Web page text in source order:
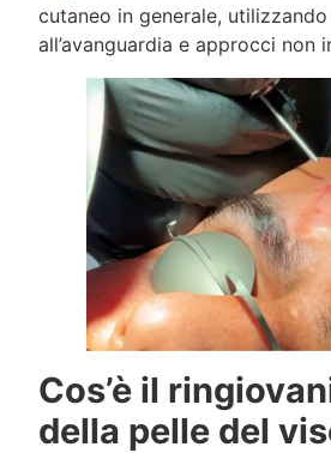
cutaneo in generale,
all’avanguardia e approcci non
Cos’è il
della pelle del